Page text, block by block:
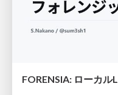
FORENSIA: ローカ